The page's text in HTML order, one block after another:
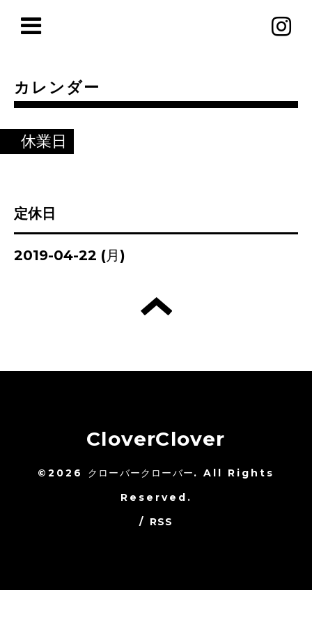
カレンダー
休業日
定休日
2019-04-22 (月)
CloverClover
©2026 クローバークローバー. All Rights
Reserved.
/ RSS